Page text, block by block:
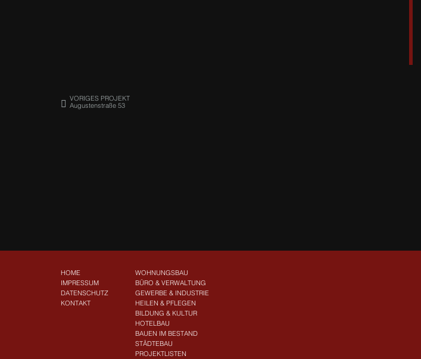
VORIGES PROJEKT
Augustenstraße 53
HOME
IMPRESSUM
DATENSCHUTZ
KONTAKT
WOHNUNGSBAU
BÜRO & VERWALTUNG
GEWERBE & INDUSTRIE
HEILEN & PFLEGEN
BILDUNG & KULTUR
HOTELBAU
BAUEN IM BESTAND
STÄDTEBAU
PROJEKTLISTEN